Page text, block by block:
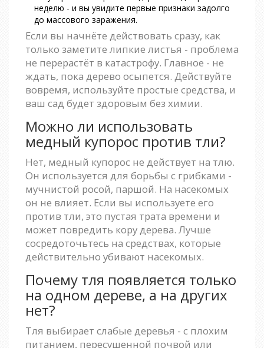
неделю - и вы увидите первые признаки задолго
до массового заражения.
Если вы начнёте действовать сразу, как
только заметите липкие листья - проблема
не перерастёт в катастрофу. Главное - не
ждать, пока дерево осыпется. Действуйте
вовремя, используйте простые средства, и
ваш сад будет здоровым без химии.
Можно ли использовать
медный купорос против тли?
Нет, медный купорос не действует на тлю.
Он используется для борьбы с грибками -
мучнистой росой, паршой. На насекомых
он не влияет. Если вы используете его
против тли, это пустая трата времени и
может повредить кору дерева. Лучше
сосредоточьтесь на средствах, которые
действительно убивают насекомых.
Почему тля появляется только
на одном дереве, а на других
нет?
Тля выбирает слабые деревья - с плохим
питанием, пересушенной почвой или